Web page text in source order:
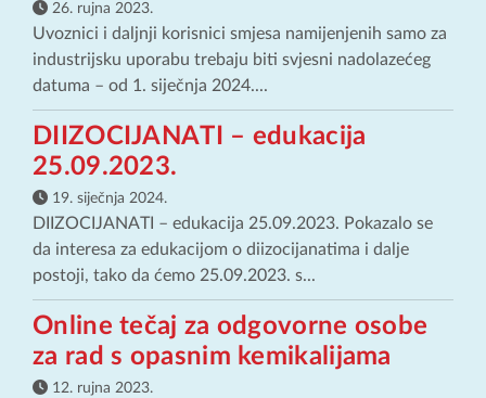
26. rujna 2023.
Uvoznici i daljnji korisnici smjesa namijenjenih samo za
industrijsku uporabu trebaju biti svjesni nadolazećeg
datuma – od 1. siječnja 2024....
DIIZOCIJANATI – edukacija
25.09.2023.
19. siječnja 2024.
DIIZOCIJANATI – edukacija 25.09.2023. Pokazalo se
da interesa za edukacijom o diizocijanatima i dalje
postoji, tako da ćemo 25.09.2023. s...
Online tečaj za odgovorne osobe
za rad s opasnim kemikalijama
12. rujna 2023.